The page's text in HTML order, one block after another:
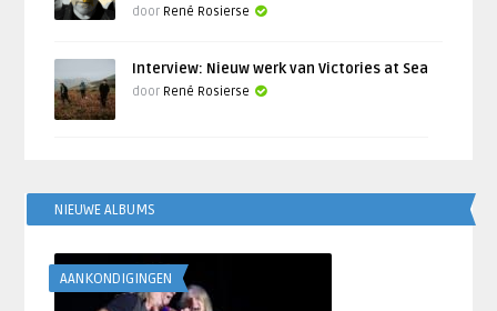
door René Rosierse
Interview: Nieuw werk van Victories at Sea
door René Rosierse
NIEUWE ALBUMS
AANKONDIGINGEN